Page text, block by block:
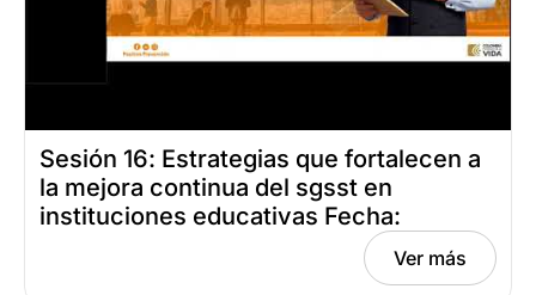
Sesión 16: Estrategias que fortalecen a
la mejora continua del sgsst en
instituciones educativas Fecha:
Ver más